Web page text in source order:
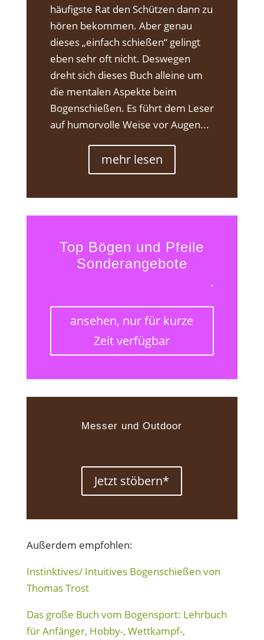
häufigste Rat den Schützen dann zu
hören bekommen. Aber genau
dieses „einfach schießen“ gelingt
eben sehr oft nicht. Deswegen
dreht sich dieses Buch alleine um
die mentalen Aspekte beim
Bogenschießen. Es führt dem Leser
auf humorvolle Weise vor Augen...
mehr lesen
Top Bögen und Pfeile
Sonderangebote
*
ansehen, nur für kurze
Zeit verfügbar
Messer und Outdoor
Jetzt stöbern*
Außerdem empfohlen:
Instinktives/ Intuitives Bogenschießen von
Thomas Trost
Das große Buch vom Bogensport: Lehrbuch
für Anfänger, Hobby-, Wettkampf-,